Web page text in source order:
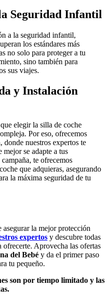
Seguridad Infantil
a la seguridad infantil,
los estándares más
no solo para proteger a tu
sino también para
sus viajes.
y Instalación
elegir la silla de coche
Por eso, ofrecemos
, donde nuestros expertos te
se adapte a tus
te ofrecemos
que adquieras, asegurando
la máxima seguridad de tu
asegurar la mejor protección
expertos y descubre todas
ofrecerte. Aprovecha las ofertas
del Bebé y da el primer paso
tu pequeño.
son por tiempo limitado y las